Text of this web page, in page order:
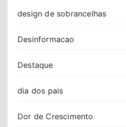
design de sobrancelhas
Desinformacao
Destaque
dia dos pais
Dor de Crescimento